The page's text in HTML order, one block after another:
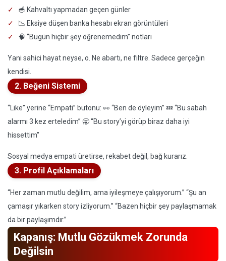
🥣 Kahvaltı yapmadan geçen günler
📉 Eksiye düşen banka hesabı ekran görüntüleri
🧠 “Bugün hiçbir şey öğrenemedim” notları
Yani sahici hayat neyse, o. Ne abartı, ne filtre. Sadece gerçeğin
kendisi.
2. Beğeni Sistemi
“Like” yerine “Empati” butonu: 👀 “Ben de öyleyim” 💤 “Bu sabah
alarmı 3 kez erteledim” 🥱 “Bu story’yi görüp biraz daha iyi
hissettim”
Sosyal medya empati üretirse, rekabet değil, bağ kurarız.
3. Profil Açıklamaları
“Her zaman mutlu değilim, ama iyileşmeye çalışıyorum.” “Şu an
çamaşır yıkarken story izliyorum.” “Bazen hiçbir şey paylaşmamak
da bir paylaşımdır.”
Kapanış: Mutlu Gözükmek Zorunda
Değilsin